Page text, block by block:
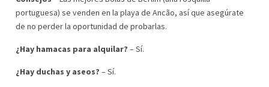
portuguesa) se venden en la playa de Ancão, así que asegúrate
de no perder la oportunidad de probarlas.
¿Hay hamacas para alquilar? – Sí.
¿Hay duchas y aseos? – Sí.